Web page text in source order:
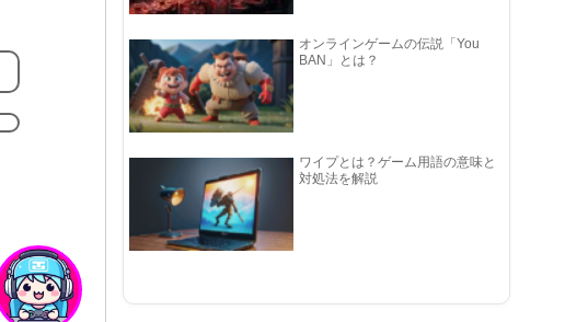
オンラインゲームの伝説「You
BAN」とは？
ワイプとは？ゲーム用語の意味と
対処法を解説